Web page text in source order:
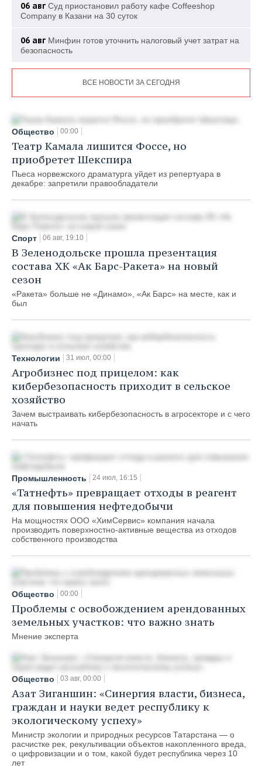
06 авг Суд приостановил работу кафе Coffeeshop
Company в Казани на 30 суток
06 авг Минфин готов уточнить налоговый учет затрат на
безопасность
ВСЕ НОВОСТИ ЗА СЕГОДНЯ
Общество 00:00
Театр Камала лишится Фоссе, но
приобретет Шекспира
Пьеса норвежского драматурга уйдет из репертуара в
декабре: запретили правообладатели
Спорт 06 авг, 19:10
В Зеленодольске прошла презентация
состава ХК «Ак Барс-Ракета» на новый
сезон
«Ракета» больше не «Динамо», «Ак Барс» на месте, как и
был
Технологии 31 июл, 00:00
Агробизнес под прицелом: как
кибербезопасность приходит в сельское
хозяйство
Зачем выстраивать кибербезопасность в агросекторе и с чего
начать
Промышленность 24 июл, 16:15
«Татнефть» превращает отходы в реагент
для повышения нефтедобычи
На мощностях ООО «ХимСервис» компания начала
производить поверхностно-активные вещества из отходов
собственного производства
Общество 00:00
Проблемы с освобождением арендованных
земельных участков: что важно знать
Мнение эксперта
Общество 03 авг, 00:00
Азат Зиганшин: «Синергия власти, бизнеса,
граждан и науки ведет республику к
экологическому успеху»
Министр экологии и природных ресурсов Татарстана — о
расчистке рек, рекультивации объектов накопленного вреда,
о цифровизации и о том, какой будет республика через 10
лет